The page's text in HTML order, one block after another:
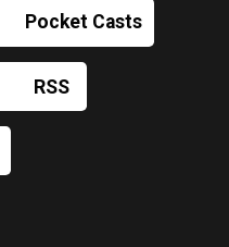
Pocket Casts
RSS